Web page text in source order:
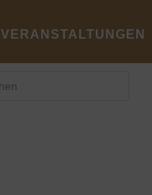
VERANSTALTUNGEN